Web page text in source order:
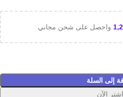
واحصل على شحن مجاني
إلى السلة
اشترِ الآن